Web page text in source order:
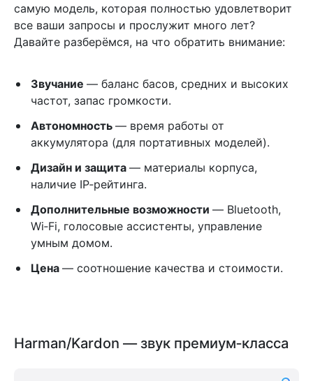
самую модель, которая полностью удовлетворит
все ваши запросы и прослужит много лет?
Давайте разберёмся, на что обратить внимание:
Звучание — баланс басов, средних и высоких
частот, запас громкости.
Автономность — время работы от
аккумулятора (для портативных моделей).
Дизайн и защита — материалы корпуса,
наличие IP‑рейтинга.
Дополнительные возможности — Bluetooth,
Wi‑Fi, голосовые ассистенты, управление
умным домом.
Цена — соотношение качества и стоимости.
Harman/Kardon — звук премиум‑класса